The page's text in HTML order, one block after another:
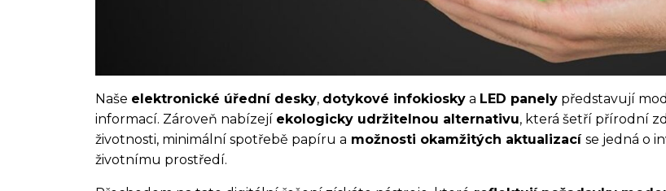
Naše elektronické úřední desky, dotykové infokiosky a LED panely představují
informací. Zároveň nabízejí ekologicky udržitelnou alternativu, která šetří přírodní
životnosti, minimální spotřebě papíru a možnosti okamžitých aktualizací se jedná o
životnímu prostředí.